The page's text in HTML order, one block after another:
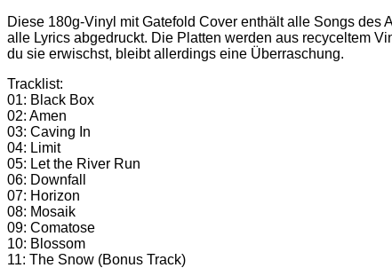
Diese 180g-Vinyl mit Gatefold Cover enthält alle Songs des
alle Lyrics abgedruckt. Die Platten werden aus recyceltem
du sie erwischst, bleibt allerdings eine Überraschung.
Tracklist:
01: Black Box
02: Amen
03: Caving In
04: Limit
05: Let the River Run
06: Downfall
07: Horizon
08: Mosaik
09: Comatose
10: Blossom
11: The Snow (Bonus Track)